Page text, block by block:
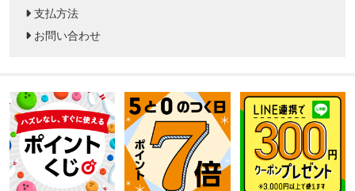
支払方法
お問い合わせ